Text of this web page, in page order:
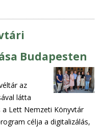
Budapesten
az
látta
Lett Nemzeti Könyvtár
célja a digitalizálás,